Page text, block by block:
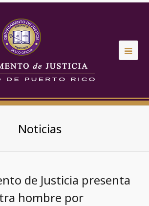
Noticias
de Justicia presenta
hombre por